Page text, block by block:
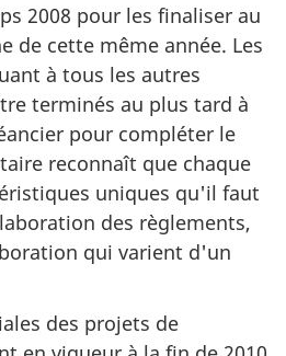
2008 pour les finaliser au
de cette même année. Les
à tous les autres
terminés au plus tard à
pour compléter le
reconnaît que chaque
uniques qu'il faut
des règlements,
qui varient d'un
des projets de